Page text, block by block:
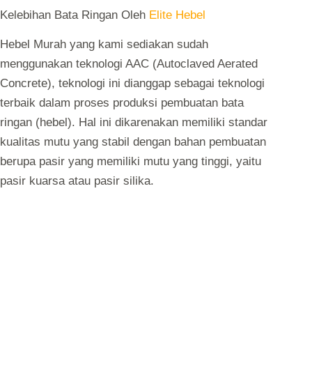
Kelebihan Bata Ringan Oleh Elite Hebel
Hebel Murah yang kami sediakan sudah
menggunakan teknologi AAC (Autoclaved Aerated
Concrete), teknologi ini dianggap sebagai teknologi
terbaik dalam proses produksi pembuatan bata
ringan (hebel). Hal ini dikarenakan memiliki standar
kualitas mutu yang stabil dengan bahan pembuatan
berupa pasir yang memiliki mutu yang tinggi, yaitu
pasir kuarsa atau pasir silika.